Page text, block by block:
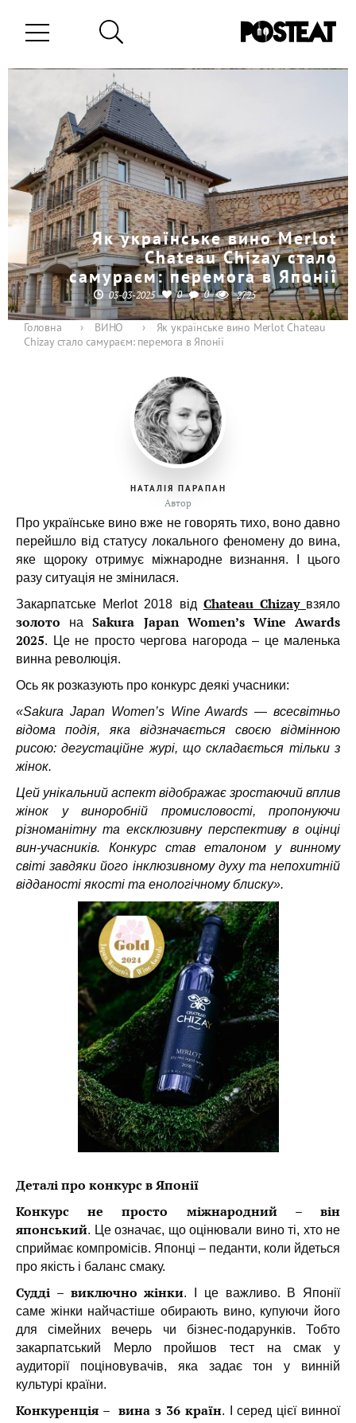
Як українське вино Merlot
Chаteau Chizay стало
самураєм: перемога в Японії
03-03-2025 0 0 2725
Головна › ВИНО ›
Як українське вино Merlot Chаteau
Chizay стало самураєм: перемога в Японії
НАТАЛІЯ ПАРАПАН
Автор
Про українське вино вже не говорять тихо, воно давно
перейшло від статусу локального феномену до вина,
яке щороку отримує міжнародне визнання. І цього
разу ситуація не змінилася.
Закарпатське Merlot 2018 від Chateau Chizay взяло
золото наSakura Japan Women’s Wine Awards
2025. Це не просто чергова нагорода – це маленька
винна революція.
Ось як розказують про конкурс деякі учасники:
«Sakura Japan Women’s Wine Awards — всесвітньо
відома подія, яка відзначається своєю відмінною
рисою: дегустаційне журі, що складається тільки з
жінок.
Цей унікальний аспект відображає зростаючий вплив
жінок у виноробній промисловості, пропонуючи
різноманітну та ексклюзивну перспективу в оцінці
вин-учасників. Конкурс став еталоном у винному
світі завдяки його інклюзивному духу та непохитній
відданості якості та енологічному блиску».
Деталі про конкурс в Японії
Конкурс не просто міжнародний – він
японський. Це означає, що оцінювали вино ті, хто не
сприймає компромісів. Японці – педанти, коли йдеться
про якість і баланс смаку.
Судді – виключно жінки. І це важливо. В Японії
саме жінки найчастіше обирають вино, купуючи його
для сімейних вечерь чи бізнес-подарунків. Тобто
закарпатський Мерло пройшов тест на смак у
аудиторії поціновувачів, яка задає тон у винній
культурі країни.
Конкуренція – вина з 36 країн. І серед цієї винної